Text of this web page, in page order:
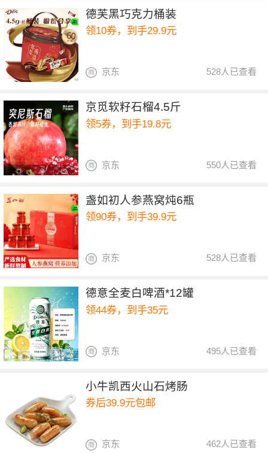
德芙黑巧克力桶装
领10券，到手29.9元
528人已查看
京东
京觅软籽石榴4.5斤
领5券，到手19.8元
550人已查看
京东
盏如初人参燕窝炖6瓶
领90券，到手39.9元
528人已查看
京东
德意全麦白啤酒*12罐
领44券，到手35元
495人已查看
京东
小牛凯西火山石烤肠
券后39.9元包邮
462人已查看
京东